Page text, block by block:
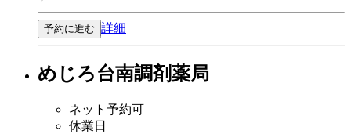
予約に進む 詳細
めじろ台南調剤薬局
ネット予約可
休業日